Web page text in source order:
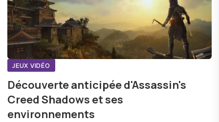
JEUX VIDÉO
Découverte anticipée d'Assassin's
Creed Shadows et ses
environnements